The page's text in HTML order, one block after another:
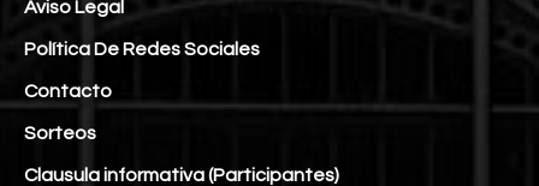
Aviso Legal
Política De Redes Sociales
Contacto
Sorteos
Clausula informativa (Participantes)